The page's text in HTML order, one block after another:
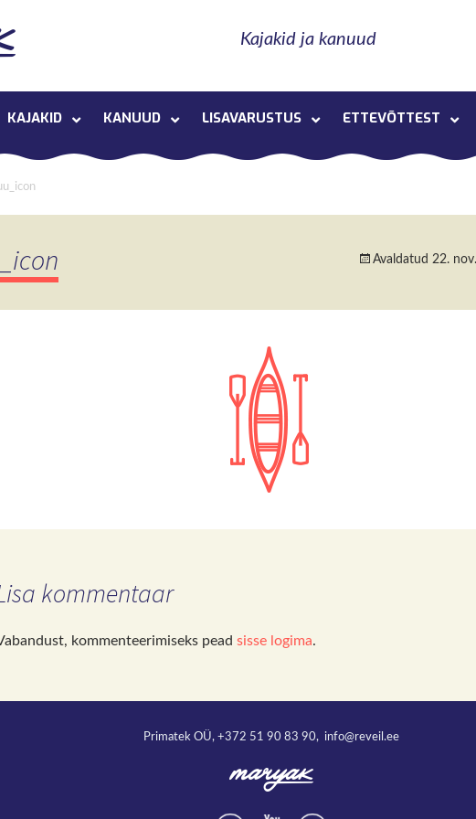
Kajakid ja kanuud
KAJAKID KANUUD LISAVARUSTUS ETTEVÕTTEST
Avaldatud 22.
kommentaar
kommenteerimiseks pead sisse logima.
Primatek OÜ, +372 51 90 83 90, info@reveil.ee